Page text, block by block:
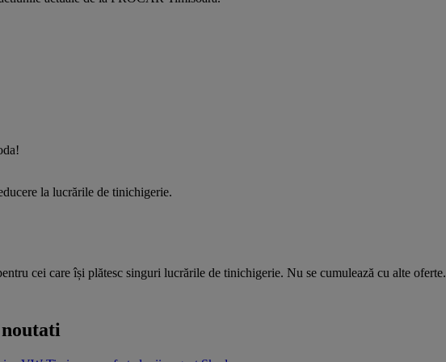
la lucrările de tinichigerie.
cei care își plătesc singuri lucrările de tinichigerie. Nu se cumulează cu alte oferte.